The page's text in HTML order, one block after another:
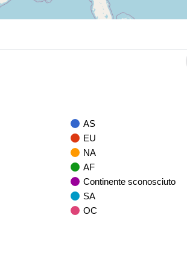
AS
EU
NA
AF
Continente sconosciuto
SA
OC